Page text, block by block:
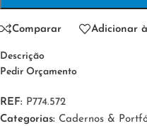
Comparar Adicionar
Descrição
Pedir Orçamento
REF: P774.572
Categorias: Cadernos &